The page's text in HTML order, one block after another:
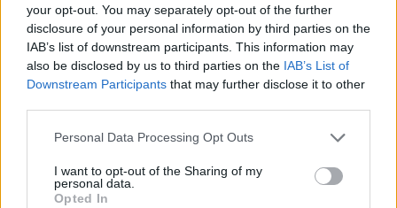
your opt-out. You may separately opt-out of the further
disclosure of your personal information by third parties on the
IAB’s list of downstream participants. This information may
also be disclosed by us to third parties on the IAB’s List of
Downstream Participants that may further disclose it to other
Personal Data Processing Opt Outs
I want to opt-out of the Sharing of my
personal data.
Opted In
C
R Í
O
C
O R
A
C
A R
O
C
A